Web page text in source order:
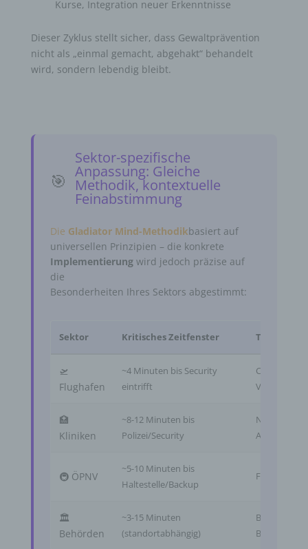
Kurse, Integration neuer Erkenntnisse
Dieser Zyklus stellt sicher, dass Gewaltprävention
nicht als „einmal gemacht, abgehakt“ behandelt
wird, sondern lebendig bleibt.
🎯
Sektor-spezifische
Anpassung: Gleiche
Methodik, kontextuelle
Feinabstimmung
Die Gladiator Mind-Methodikbasiert auf
universellen Prinzipien – die konkrete
Implementierungwird jedoch präzise auf
die
Besonderheiten Ihres Sektors abgestimmt:
Sektor Kritisches Zeitfenster Typische
🛫
Flughafen
~4 Minuten bis Security
eintrifft
Check-in-
🏥
Kliniken
~8-12 Minuten bis
Polizei/Security
🚇 ÖPNV
~5-10 Minuten bis
Haltestelle/Backup
Fahrkarten-
🏛️
Behörden
~3-15 Minuten
(standortabhängig)
Bescheid-